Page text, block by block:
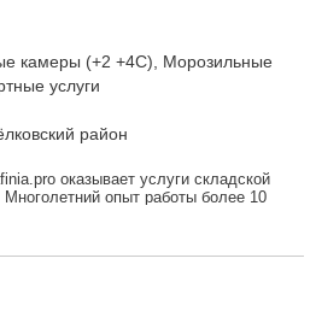
камеры (+2 +4С), Морозильные
услуги
район
оказывает услуги складской
Многолетний опыт работы более 10